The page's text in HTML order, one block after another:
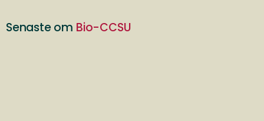
Senaste om Bio-CCSU